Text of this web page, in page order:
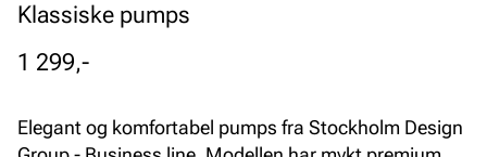
Klassiske pumps
Pris
1 299,-
Elegant og komfortabel pumps fra Stockholm Design